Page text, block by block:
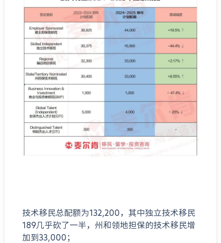
技术移民总配额为132,200，其中独立技术移民
189几乎砍了一半，州和领地担保的技术移民增
加到33,000；